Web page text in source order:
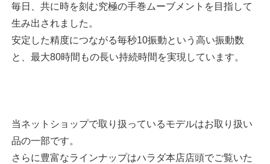
毎日、共に時を刻む究極の手巻ムーブメントを目指して
生み出されました。
安定した精度につながる毎秒10振動という高い振動数
と、最大80時間もの長い持続時間を実現しています。
当ネットショップで取り扱っているモデルはお取り扱い
品の一部です。
さらに豊富なラインナップはハラダ本店店頭でご覧いた